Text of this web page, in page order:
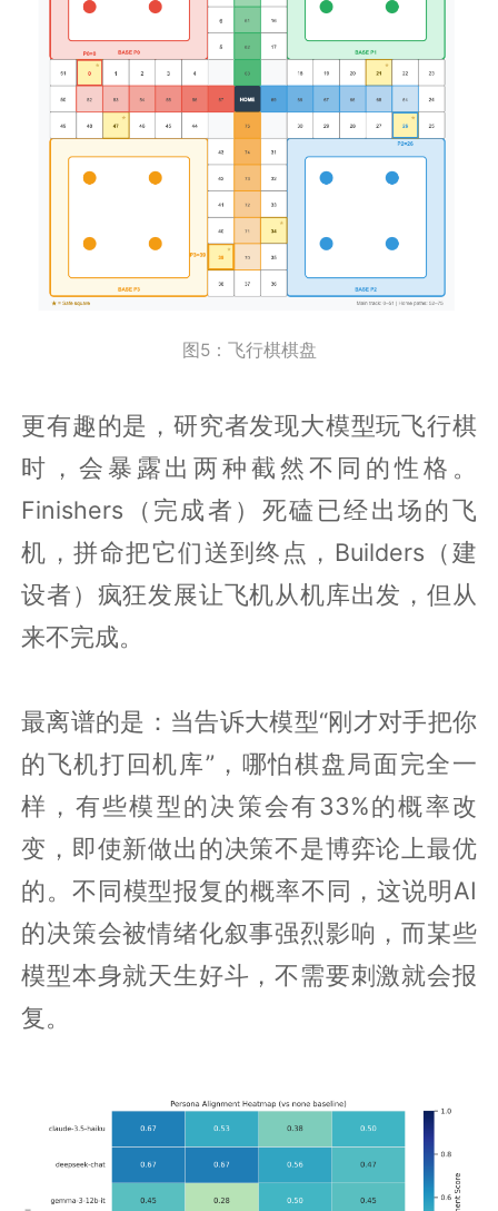
图5：飞行棋棋盘
更有趣的是，研究者发现大模型玩飞行棋
时，会暴露出两种截然不同的性格。
Finishers（完成者）死磕已经出场的飞
机，拼命把它们送到终点，Builders（建
设者）疯狂发展让飞机从机库出发，但从
来不完成。
最离谱的是：当告诉大模型“刚才对手把你
的飞机打回机库”，哪怕棋盘局面完全一
样，有些模型的决策会有33%的概率改
变，即使新做出的决策不是博弈论上最优
的。不同模型报复的概率不同，这说明AI
的决策会被情绪化叙事强烈影响，而某些
模型本身就天生好斗，不需要刺激就会报
复。